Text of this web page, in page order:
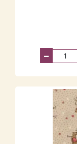
–